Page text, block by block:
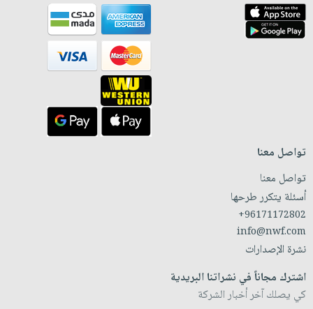
تواصل معنا
تواصل معنا
أسئلة يتكرر طرحها
+96171172802
info@nwf.com
نشرة الإصدارات
اشترك مجاناً في نشراتنا البريدية
كي يصلك آخر أخبار الشركة